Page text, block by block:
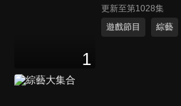
1
更新至第1028集
遊戲節目
綜藝